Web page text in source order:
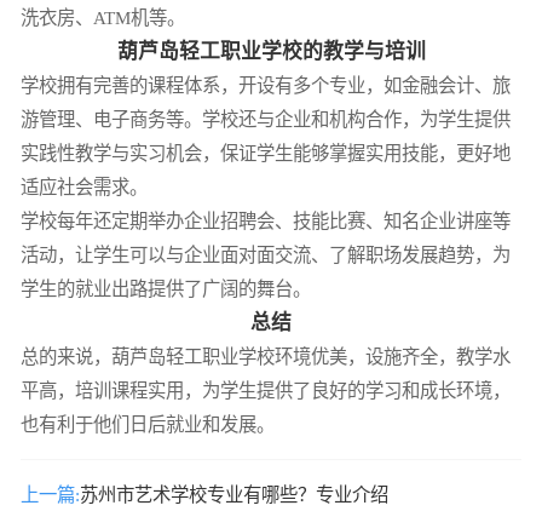
洗衣房、ATM机等。
葫芦岛轻工职业学校的教学与培训
学校拥有完善的课程体系，开设有多个专业，如金融会计、旅
游管理、电子商务等。学校还与企业和机构合作，为学生提供
实践性教学与实习机会，保证学生能够掌握实用技能，更好地
适应社会需求。
学校每年还定期举办企业招聘会、技能比赛、知名企业讲座等
活动，让学生可以与企业面对面交流、了解职场发展趋势，为
学生的就业出路提供了广阔的舞台。
总结
总的来说，葫芦岛轻工职业学校环境优美，设施齐全，教学水
平高，培训课程实用，为学生提供了良好的学习和成长环境，
也有利于他们日后就业和发展。
上一篇:苏州市艺术学校专业有哪些？专业介绍